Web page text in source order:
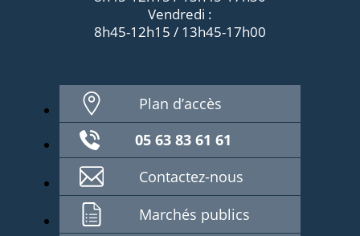
Vendredi :
8h45-12h15 / 13h45-17h00
Plan d’accès
05 63 83 61 61
Contactez-nous
Marchés publics